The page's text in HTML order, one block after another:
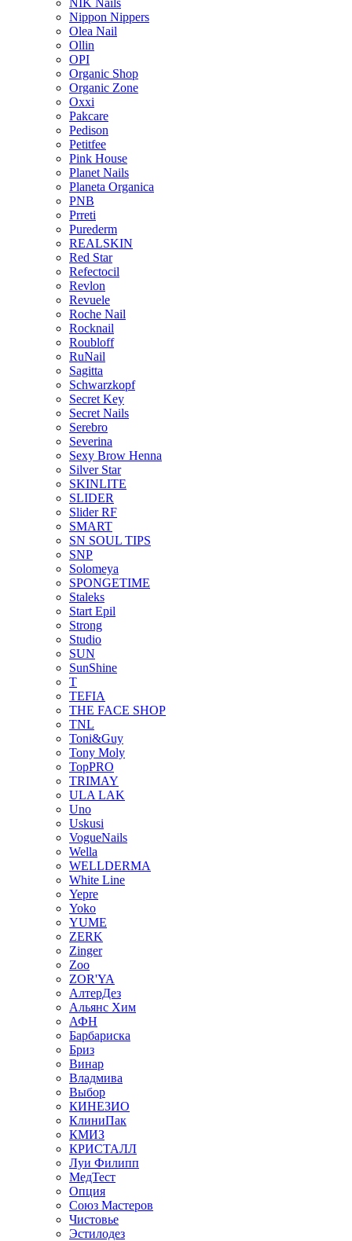
NIK Nails
Nippon Nippers
Olea Nail
Ollin
OPI
Organic Shop
Organic Zone
Oxxi
Pakcare
Pedison
Petitfee
Pink House
Planet Nails
Planeta Organica
PNB
Prreti
Purederm
REALSKIN
Red Star
Refectocil
Revlon
Revuele
Roche Nail
Rocknail
Roubloff
RuNail
Sagitta
Schwarzkopf
Secret Key
Secret Nails
Serebro
Severina
Sexy Brow Henna
Silver Star
SKINLITE
SLIDER
Slider RF
SMART
SN SOUL TIPS
SNP
Solomeya
SPONGETIME
Staleks
Start Epil
Strong
Studio
SUN
SunShine
T
TEFIA
THE FACE SHOP
TNL
Toni&Guy
Tony Moly
TopPRO
TRIMAY
ULA LAK
Uno
Uskusi
VogueNails
Wella
WELLDERMA
White Line
Yepre
Yoko
YUME
ZERK
Zinger
Zoo
ZOR'YA
АлтерДез
Альянс Хим
АФН
Барбариска
Бриз
Винар
Владмива
Выбор
КИНЕЗИО
КлиниПак
КМИЗ
КРИСТАЛЛ
Луи Филипп
МедТест
Опция
Союз Мастеров
Чистовье
Эстилодез